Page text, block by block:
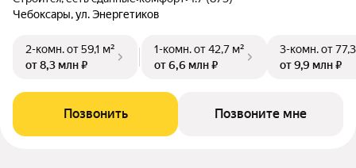
Чебоксары, ул. Энергетиков
2-комн.от 59,1 м²
от 8,3 млн ₽
1-комн.от 42,7 м²
от 6,6 млн ₽
3-комн.от
от 9,9 млн ₽
Позвонить Позвоните мне